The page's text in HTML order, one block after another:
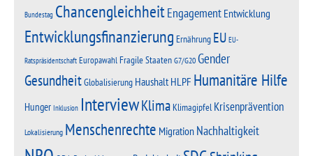
Bundestag ChancengleichheitEngagement Entwicklung
Entwicklungsfinanzierung Ernährung EU EU-
Ratspräsidentschaft EuropawahlFragile StaatenG7/G20Gender
GesundheitGlobalisierung HaushaltHLPF Humanitäre Hilfe
Hunger Inklusion InterviewKlimaKlimagipfel Krisenprävention
Lokalisierung Menschenrechte Migration Nachhaltigkeit